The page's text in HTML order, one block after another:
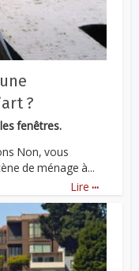
?
fenêtres.
Non, vous
de ménage à...
Lire ...